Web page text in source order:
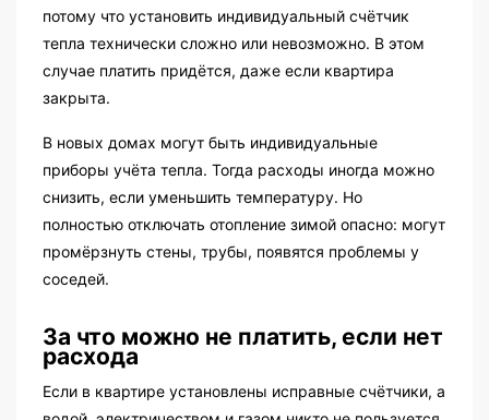
потому что установить индивидуальный счётчик
тепла технически сложно или невозможно. В этом
случае платить придётся, даже если квартира
закрыта.
В новых домах могут быть индивидуальные
приборы учёта тепла. Тогда расходы иногда можно
снизить, если уменьшить температуру. Но
полностью отключать отопление зимой опасно: могут
промёрзнуть стены, трубы, появятся проблемы у
соседей.
За что можно не платить, если нет
расхода
Если в квартире установлены исправные счётчики, а